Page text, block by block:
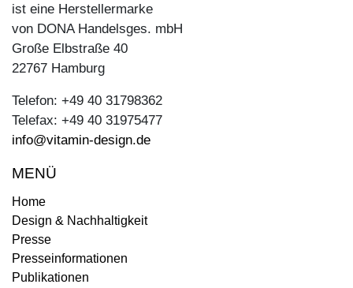
ist eine Herstellermarke
von DONA Handelsges. mbH
Große Elbstraße 40
22767 Hamburg
Telefon: +49 40 31798362
Telefax: +49 40 31975477
info@vitamin-design.de
MENÜ
Home
Design & Nachhaltigkeit
Presse
Presseinformationen
Publikationen